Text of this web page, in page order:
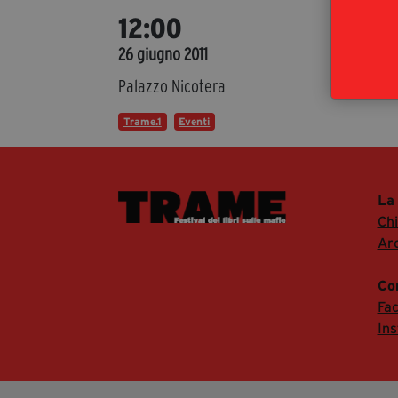
12:00
26 giugno 2011
Palazzo Nicotera
Trame.1 Eventi
La